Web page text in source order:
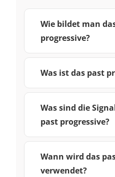
Wie bildet man
progressive?
Was ist das past
Was sind die
past progressive?
Wann wird das
verwendet?